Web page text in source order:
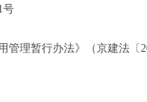
号
理暂行办法》（京建法〔